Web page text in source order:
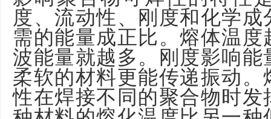
度、流动性、刚度和化学
需的能量成正比。熔体温
波能量就越多。刚度影响
柔软的材料更能传递振动
性在焊接不同的聚合物时